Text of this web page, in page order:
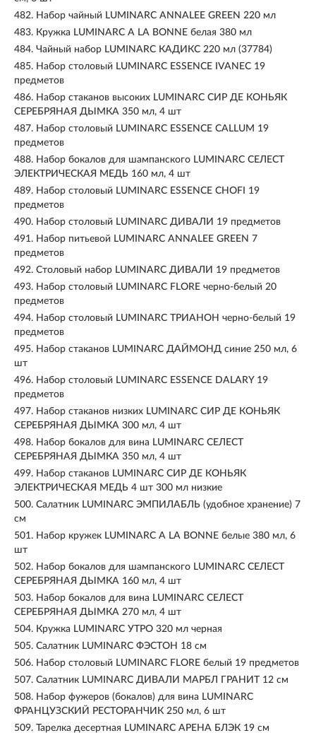
482. Набор чайный LUMINARC ANNALEE GREEN 220 мл
483. Кружка LUMINARC A LA BONNE белая 380 мл
484. Чайный набор LUMINARC КАДИКС 220 мл (37784)
485. Набор столовый LUMINARC ESSENCE IVANEC 19
предметов
486. Набор стаканов высоких LUMINARC СИР ДЕ КОНЬЯК
СЕРЕБРЯНАЯ ДЫМКА 350 мл, 4 шт
487. Набор столовый LUMINARC ESSENCE CALLUM 19
предметов
488. Набор бокалов для шампанского LUMINARC СЕЛЕСТ
ЭЛЕКТРИЧЕСКАЯ МЕДЬ 160 мл, 4 шт
489. Набор столовый LUMINARC ESSENCE CHOFI 19
предметов
490. Набор столовый LUMINARC ДИВАЛИ 19 предметов
491. Набор питьевой LUMINARC ANNALEE GREEN 7
предметов
492. Столовый набор LUMINARC ДИВАЛИ 19 предметов
493. Набор столовый LUMINARC FLORE черно-белый 20
предметов
494. Набор столовый LUMINARC ТРИАНОН черно-белый 19
предметов
495. Набор стаканов LUMINARC ДАЙМОНД синие 250 мл, 6
шт
496. Набор столовый LUMINARC ESSENCE DALARY 19
предметов
497. Набор стаканов низких LUMINARC СИР ДЕ КОНЬЯК
СЕРЕБРЯНАЯ ДЫМКА 300 мл, 4 шт
498. Набор бокалов для вина LUMINARC СЕЛЕСТ
СЕРЕБРЯНАЯ ДЫМКА 350 мл, 4 шт
499. Набор стаканов LUMINARC СИР ДЕ КОНЬЯК
ЭЛЕКТРИЧЕСКАЯ МЕДЬ 4 шт 300 мл низкие
500. Салатник LUMINARC ЭМПИЛАБЛЬ (удобное хранение) 7
см
501. Набор кружек LUMINARC A LA BONNE белые 380 мл, 6
шт
502. Набор бокалов для шампанского LUMINARC СЕЛЕСТ
СЕРЕБРЯНАЯ ДЫМКА 160 мл, 4 шт
503. Набор бокалов для вина LUMINARC СЕЛЕСТ
СЕРЕБРЯНАЯ ДЫМКА 270 мл, 4 шт
504. Кружка LUMINARC УТРО 320 мл черная
505. Салатник LUMINARC ФЭСТОН 18 см
506. Набор столовый LUMINARC FLORE белый 19 предметов
507. Салатник LUMINARC ДИВАЛИ МАРБЛ ГРАНИТ 12 см
508. Набор фужеров (бокалов) для вина LUMINARC
ФРАНЦУЗСКИЙ РЕСТОРАНЧИК 250 мл, 6 шт
509. Тарелка десертная LUMINARC АРЕНА БЛЭК 19 см